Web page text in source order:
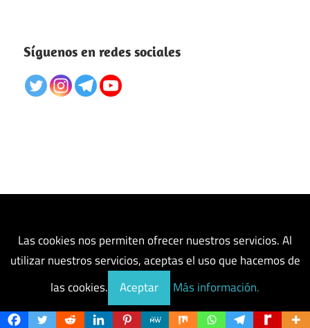
Síguenos en redes sociales
Las cookies nos permiten ofrecer nuestros servicios. Al
utilizar nuestros servicios, aceptas el uso que hacemos de
las cookies.
Aceptar Más información.